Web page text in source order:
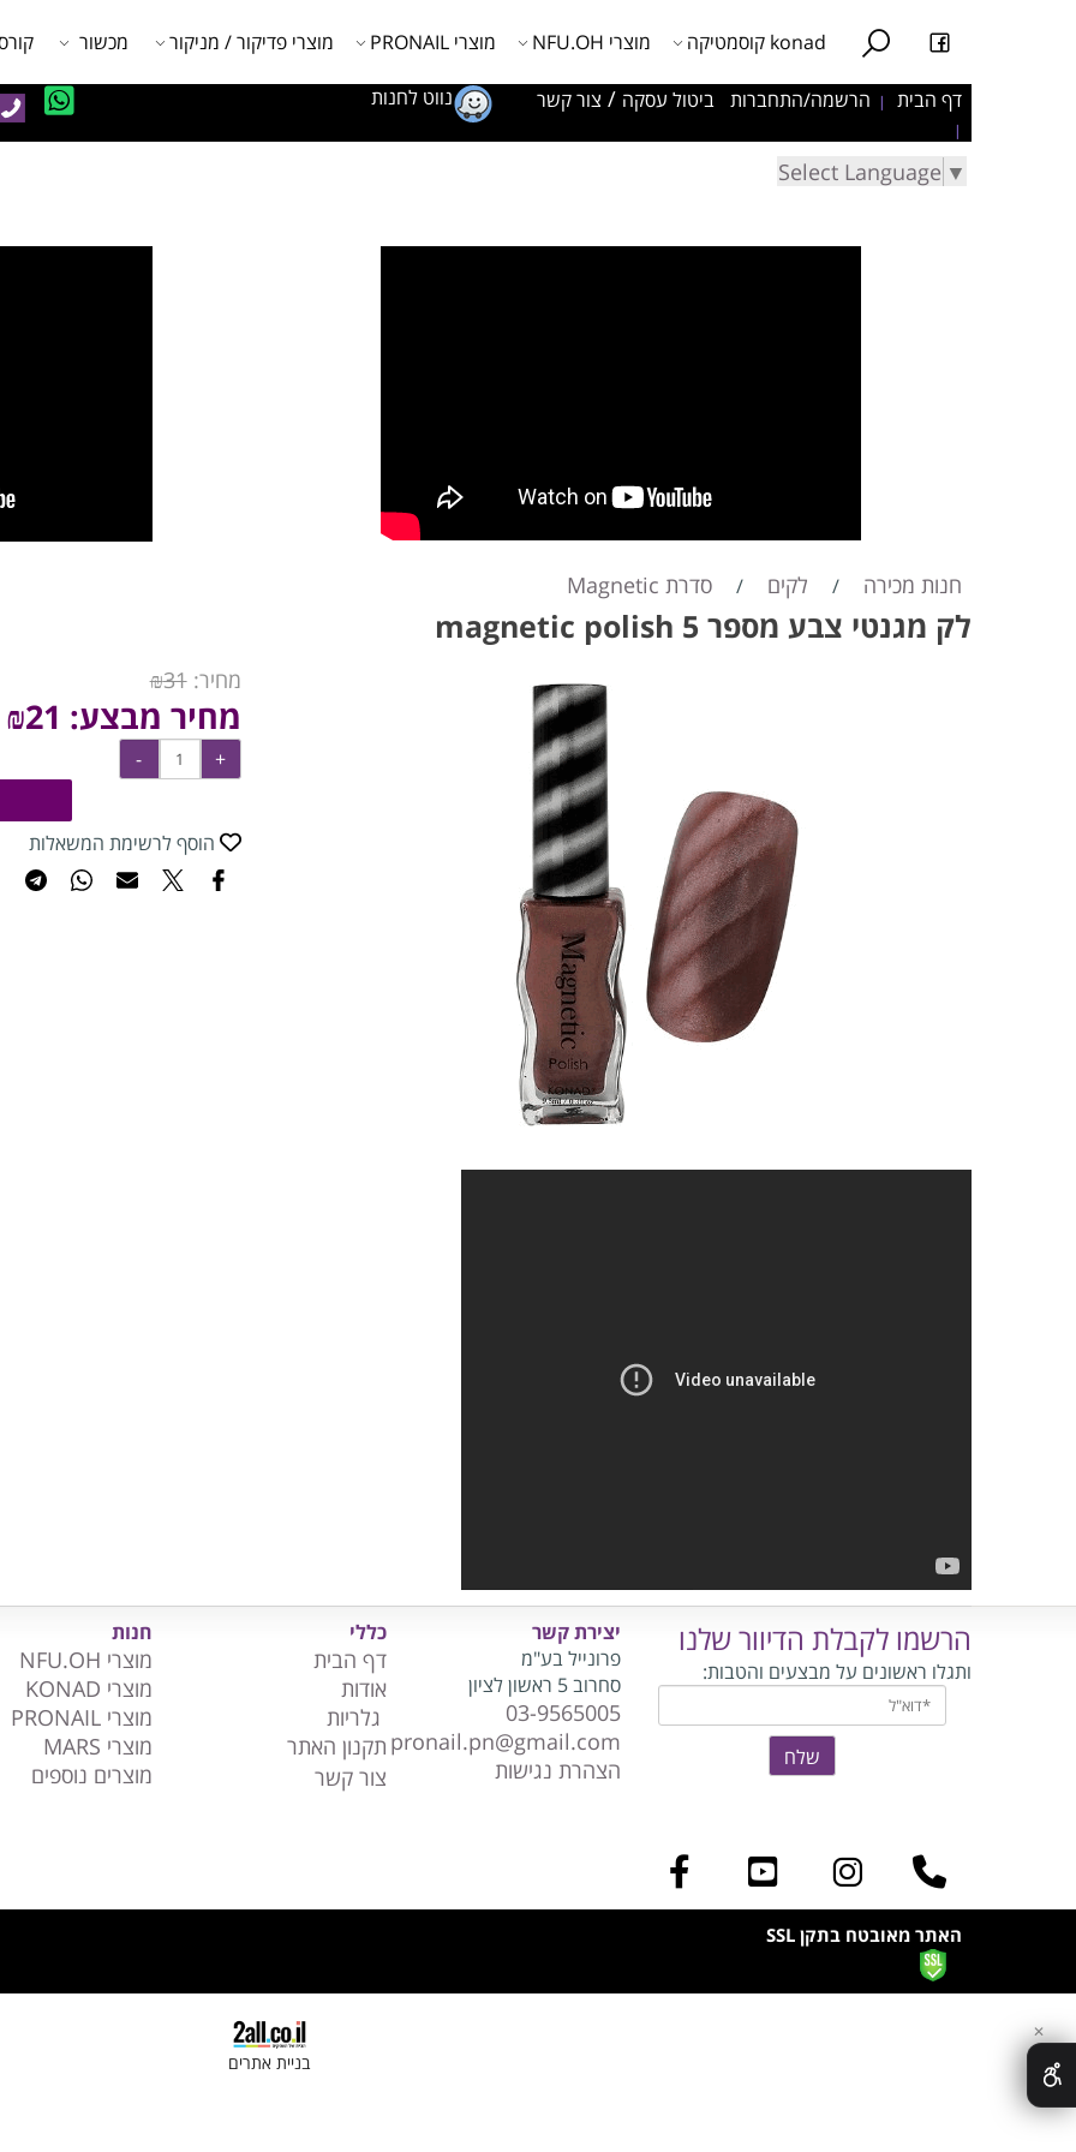
דף הבית | הרשמה/התחברות ביטול עסקה / צור קשר
|
נווט לחנות
konad קוסמטיקה מוצרי NFU.OH מוצרי PRONAIL מוצרי פדיקור / מניקור מכשור
Select Language ▼
חנות מכירה / לקים / סדרת Magnetic
לק מגנטי צבע מספר 5 magnetic polish
מחיר: ₪31
מחיר מבצע: ₪21
הוסף לרשימת המשאלות
הרשמו לקבלת הדיוור שלנו
ותגלו ראשונים על מבצעים והטבות:
יצירת קשר
פרונייל בע"מ
סחרוב 5 ראשון לציון
03-9565005
pronail.pn@gmail.com
הצהרת נגישות
כללי
דף הבית
אודות
גלריות
תקנון האתר
צור קשר
חנות
מוצרי NFU.OH
מוצרי KONAD
מוצרי PRONAIL
מוצרי MARS
מוצרים נוספים
האתר מאובטח בתקן SSL
בניית אתרים
✕